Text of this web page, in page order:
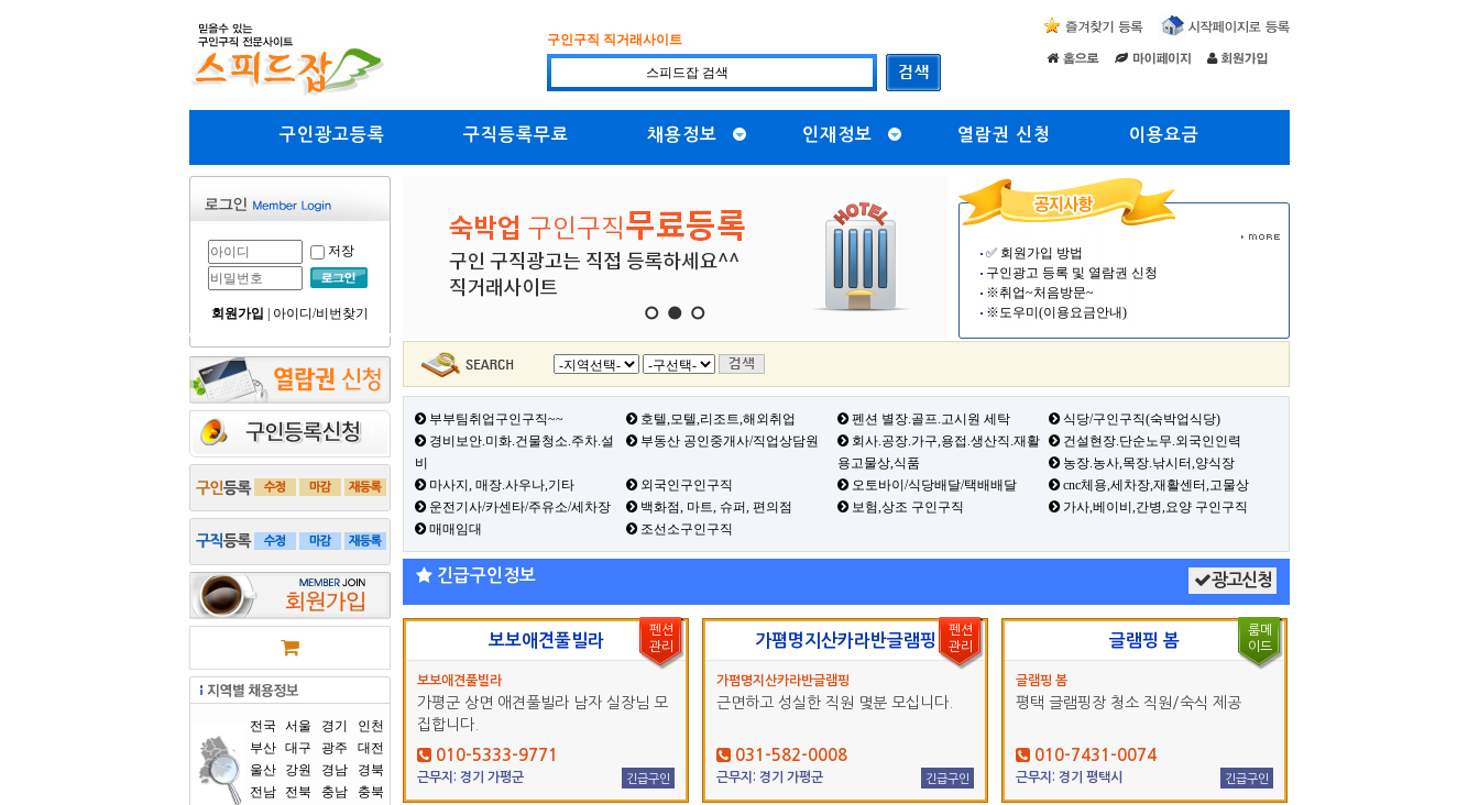
구인구직 직거래사이트
구인광고등록 구직등록무료 채용정보 인재정보 열람권 신청 이용요금
저장
회원가입 아이디/비번찾기
전국 서울 경기
인천
부산 대구 광주
대전
울산
강원 경남
경북
전남
전북 충남
충북
✅ 회원가입 방법
구인광고 등록 및 열람권 신청
※취업~처음방문~
※도우미(이용요금안내)
부부팀취업구인구직~~ 호텔,모텔,리조트,해외취업 펜션 별장.골프.고시원 세탁
식당/구인구직(숙박업식당)
경비보안.미화.건물청소.주차.설
비
부동산 공인중개사/직업상담원
회사.공장.가구,용접.생산직.재활
용고물상,식품
건설현장.단순노무.외국인인력
농장.농사,목장.낚시터,양식장
마사지, 매장.사우나,기타
외국인구인구직 오토바이/식당배달/택배배달
cnc체용,세차장,재활센터,고물상
운전기사/카센타/주유소/세차장
백화점, 마트, 슈퍼, 편의점 보험,상조 구인구직
가사,베이비,간병,요양 구인구직
매매임대
조선소구인구직
긴급구인정보 광고신청
보보애견풀빌라
보보애견풀빌라
가평군 상면 애견풀빌라 남자 실장님 모
집합니다.
010-5333-9771
근무지: 경기 가평군 긴급구인
펜션
관리
가폄명지산카라반글램핑
가폄명지산카라반글램핑
근면하고 성실한 직원 몇분 모십니다.
031-582-0008
근무지: 경기 가평군 긴급구인
펜션
관리
글램핑 봄
글램핑 봄
평택 글램핑장 청소 직원/숙식 제공
010-7431-0074
근무지: 경기 평택시 긴급구인
룸메
이드